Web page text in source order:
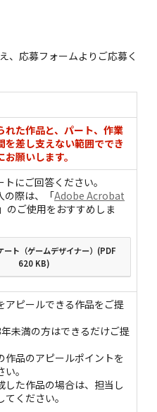
、応募フォームよりご応募く
た作品と、パート、作業
を差し支えない範囲ででき
願いします。
にご回答ください。
の際は、「Adobe Acrobat
」のご使用をおすすめしま
ート（ゲームデザイナー）(PDF
620 KB)
アピールできる作品をご提
未満の方はできるだけご提
品のアピールポイントを
。
た作品の場合は、担当し
ください。